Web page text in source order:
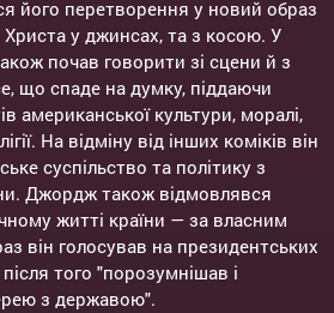
його перетворення у новий образ
у джинсах, та з косою. У
почав говорити зі сцени й з
що спаде на думку, піддаючи
американської культури, моралі,
На відміну від інших коміків він
суспільство та політику з
Джордж також відмовлявся
житті країни — за власним
він голосував на президентських
того "порозумнішав і
з державою".